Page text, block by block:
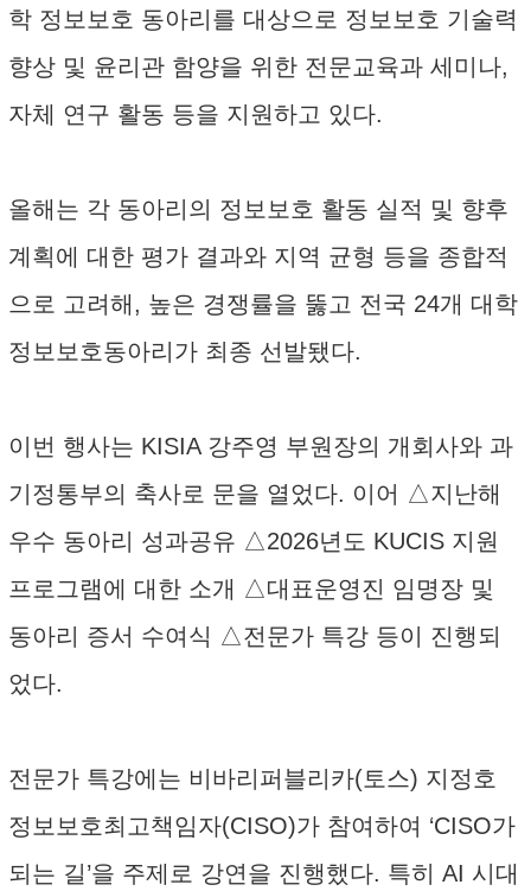
학 정보보호 동아리를 대상으로 정보보호 기술력
향상 및 윤리관 함양을 위한 전문교육과 세미나,
자체 연구 활동 등을 지원하고 있다.
올해는 각 동아리의 정보보호 활동 실적 및 향후
계획에 대한 평가 결과와 지역 균형 등을 종합적
으로 고려해, 높은 경쟁률을 뚫고 전국 24개 대학
정보보호동아리가 최종 선발됐다.
이번 행사는 KISIA 강주영 부원장의 개회사와 과
기정통부의 축사로 문을 열었다. 이어 △지난해
우수 동아리 성과공유 △2026년도 KUCIS 지원
프로그램에 대한 소개 △대표운영진 임명장 및
동아리 증서 수여식 △전문가 특강 등이 진행되
었다.
전문가 특강에는 비바리퍼블리카(토스) 지정호
정보보호최고책임자(CISO)가 참여하여 ‘CISO가
되는 길’을 주제로 강연을 진행했다. 특히 AI 시대